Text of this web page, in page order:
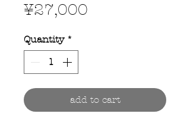
¥27,000
Quantity *
add to cart